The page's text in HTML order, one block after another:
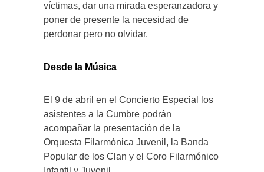
víctimas, dar una mirada esperanzadora y
poner de presente la necesidad de
perdonar pero no olvidar.
Desde la Música
El 9 de abril en el Concierto Especial los
asistentes a la Cumbre podrán
acompañar la presentación de la
Orquesta Filarmónica Juvenil, la Banda
Popular de los Clan y el Coro Filarmónico